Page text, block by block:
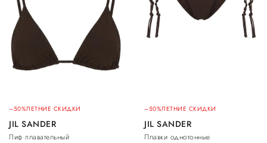
–50%ЛЕТНИЕ СКИДКИ
JIL SANDER
Лиф плавательный
–50%ЛЕТНИЕ СКИДКИ
JIL SANDER
Плавки однотонные